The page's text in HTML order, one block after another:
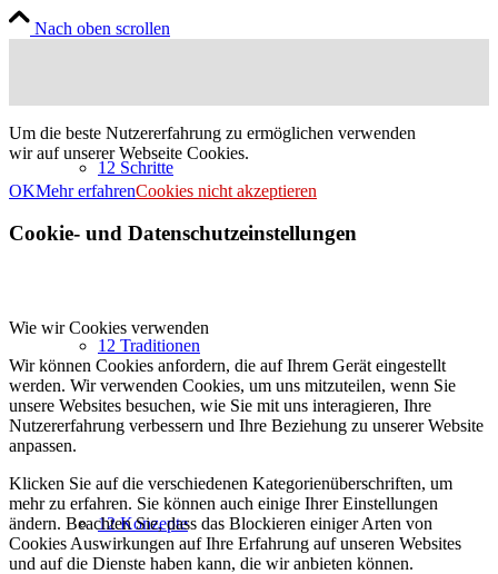
12 Schritte
12 Traditionen
12 Konzepte
Nach oben scrollen
Um die beste Nutzererfahrung zu ermöglichen verwenden
wir auf unserer Webseite Cookies.
OKMehr erfahrenCookies nicht akzeptieren
Cookie- und Datenschutzeinstellungen
Wie wir Cookies verwenden
Wir können Cookies anfordern, die auf Ihrem Gerät eingestellt
werden. Wir verwenden Cookies, um uns mitzuteilen, wenn Sie
unsere Websites besuchen, wie Sie mit uns interagieren, Ihre
Nutzererfahrung verbessern und Ihre Beziehung zu unserer Website
anpassen.
Klicken Sie auf die verschiedenen Kategorienüberschriften, um
mehr zu erfahren. Sie können auch einige Ihrer Einstellungen
ändern. Beachten Sie, dass das Blockieren einiger Arten von
Cookies Auswirkungen auf Ihre Erfahrung auf unseren Websites
und auf die Dienste haben kann, die wir anbieten können.